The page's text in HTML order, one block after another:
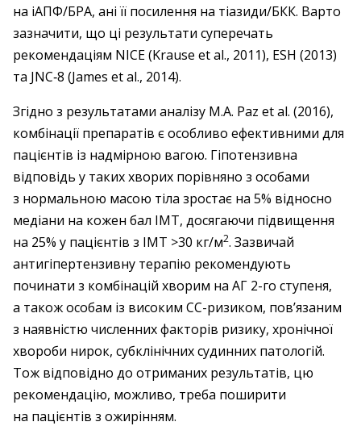
на іАПФ/БРА, ані її посилення на тіазиди/БКК. Варто
зазначити, що ці результати суперечать
рекомендаціям NICE (Krause et al., 2011), ESH (2013)
та JNC‑8 (James et al., 2014).
Згідно з результатами аналізу M.A. Paz et al. (2016),
комбінації препаратів є особливо ефективними для
пацієнтів із надмірною вагою. Гіпотензивна
відповідь у таких хворих порівняно з особами
з нормальною масою тіла зростає на 5% відносно
медіани на кожен бал ІМТ, досягаючи підвищення
на 25% у пацієнтів з ІМТ >30 кг/м2. Зазвичай
антигіпертензивну терапію рекомендують
починати з комбінацій хворим на АГ 2-го ступеня,
а також особам із високим СС-ризиком, пов’язаним
з наявністю численних факторів ризику, хронічної
хвороби нирок, субклінічних судинних патологій.
Тож відповідно до отриманих результатів, цю
рекомендацію, можливо, треба поширити
на пацієнтів з ожирінням.